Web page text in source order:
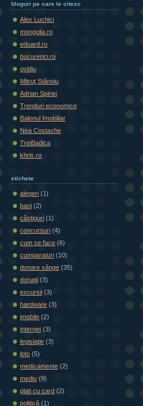
bloguri pe care le citesc
Alex Luchici
mongolia.ro
eduard.ro
bucurenci.ro
ovidiu
Mitruţ Stănoiu
Adrian Spinei
Trenduri economice
Balonul Imobiliar
Nea Costache
TreiBadica
khris.ro
etichete
alegeri (1)
bani (2)
câştiguri (1)
concursuri (4)
cum se face (6)
cumparaturi (10)
donare sânge (35)
donaţii (3)
excursii (3)
hardware (3)
imobile (2)
internet (3)
legislaţie (3)
loto (5)
medicamente (2)
mediu (9)
plati cu card (2)
politică (1)